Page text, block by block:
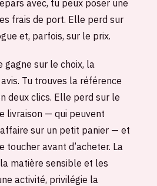
avec, tu peux poser une
frais de port. Elle perd sur
et, parfois, sur le prix.
gagne sur le choix, la
Tu trouves la référence
deux clics. Elle perd sur le
livraison — qui peuvent
sur un petit panier — et
toucher avant d’acheter. La
matière sensible et les
activité, privilégie la